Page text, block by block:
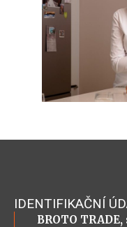
IDENTIFIKAČNÍ
BROTO TRADE,